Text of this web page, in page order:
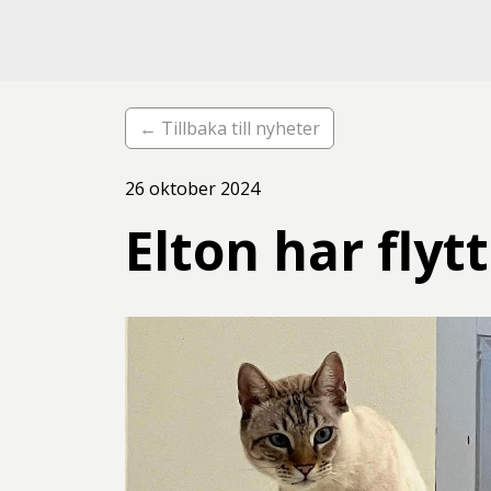
← Tillbaka till nyheter
26 oktober 2024
Elton har